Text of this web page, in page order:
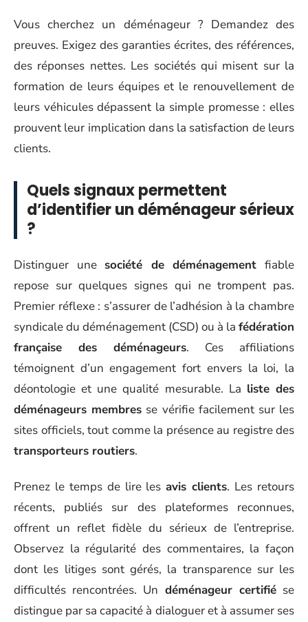
Vous cherchez un déménageur ? Demandez des
preuves. Exigez des garanties écrites, des références,
des réponses nettes. Les sociétés qui misent sur la
formation de leurs équipes et le renouvellement de
leurs véhicules dépassent la simple promesse : elles
prouvent leur implication dans la satisfaction de leurs
clients.
Quels signaux permettent
d’identifier un déménageur sérieux
?
Distinguer une société de déménagement fiable
repose sur quelques signes qui ne trompent pas.
Premier réflexe : s’assurer de l’adhésion à la chambre
syndicale du déménagement (CSD) ou à la fédération
française des déménageurs. Ces affiliations
témoignent d’un engagement fort envers la loi, la
déontologie et une qualité mesurable. La liste des
déménageurs membres se vérifie facilement sur les
sites officiels, tout comme la présence au registre des
transporteurs routiers.
Prenez le temps de lire lesavis clients. Les retours
récents, publiés sur des plateformes reconnues,
offrent un reflet fidèle du sérieux de l’entreprise.
Observez la régularité des commentaires, la façon
dont les litiges sont gérés, la transparence sur les
difficultés rencontrées. Un déménageur certifiése
distingue par sa capacité à dialoguer et à assumer ses